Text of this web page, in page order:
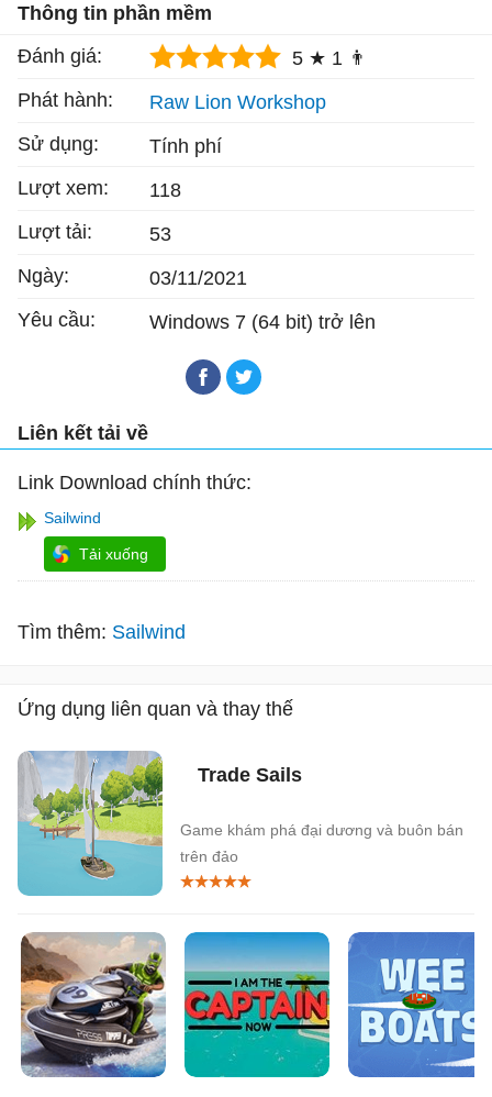
Thông tin phần mềm
Đánh giá:
5 ★ 1 👨
Phát hành:
Raw Lion Workshop
Sử dụng:
Tính phí
Lượt xem:
118
Lượt tải:
53
Ngày:
03/11/2021
Yêu cầu:
Windows 7 (64 bit) trở lên
Liên kết tải về
Link Download chính thức:
Sailwind
Tải xuống
Tìm thêm: Sailwind
Ứng dụng liên quan và thay thế
Trade Sails
Game khám phá đại dương và buôn bán
trên đảo